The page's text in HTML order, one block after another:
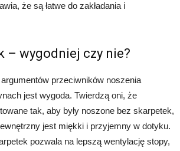
że są łatwe do zakładania i
– wygodniej czy nie?
przeciwników noszenia
jest wygoda. Twierdzą oni, że
tak, aby były noszone bez skarpetek,
jest miękki i przyjemny w dotyku.
pozwala na lepszą wentylację stopy,